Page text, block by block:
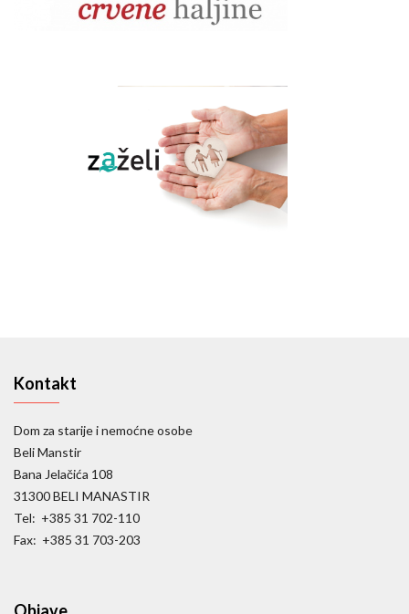
Kontakt
Dom za starije i nemoćne osobe
Beli Manstir
Bana Jelačića 108
31300 BELI MANASTIR
Tel: +385 31 702-110
Fax: +385 31 703-203
Objave